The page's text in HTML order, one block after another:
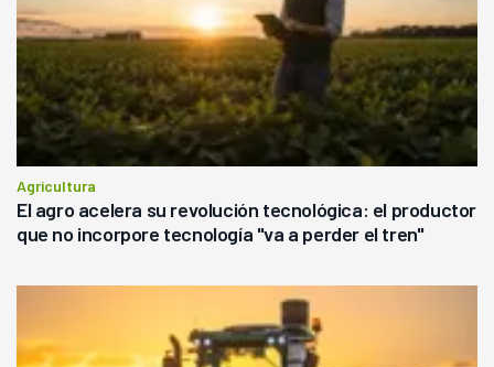
Agricultura
El agro acelera su revolución tecnológica: el productor
que no incorpore tecnología "va a perder el tren"